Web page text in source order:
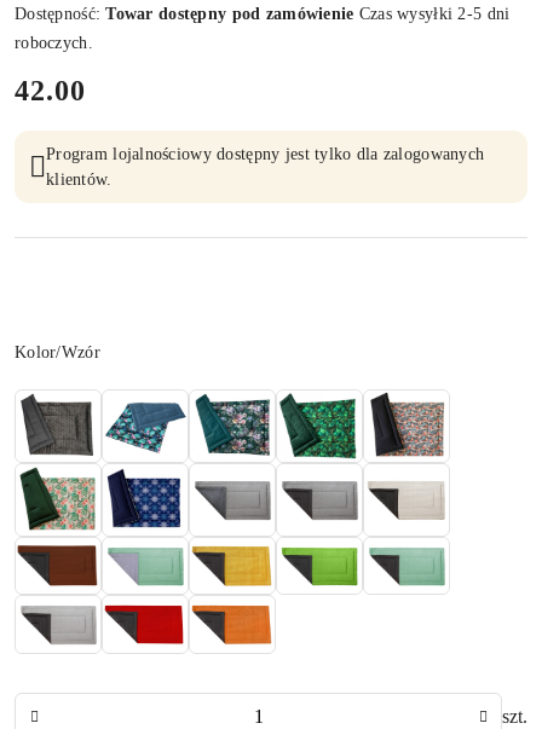
Dostępność:Towar dostępny pod zamówienie Czas wysyłki 2-5 dni
roboczych.
cena:
42.00
Program lojalnościowy dostępny jest tylko dla zalogowanych
klientów.
Wariant
Kolor/Wzór
szt.